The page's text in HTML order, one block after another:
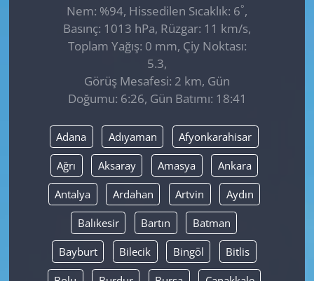
Nem: %94, Hissedilen Sıcaklık: 6°,
Basınç: 1013 hPa, Rüzgar: 11 km/s,
Toplam Yağış: 0 mm, Çiy Noktası:
5.3,
Görüş Mesafesi: 2 km, Gün
Doğumu: 6:26, Gün Batımı: 18:41
Adana Adıyaman Afyonkarahisar
Ağrı Aksaray Amasya Ankara
Antalya Ardahan Artvin Aydın
Balıkesir Bartın Batman
Bayburt Bilecik Bingöl Bitlis
SAĞLIK
SİYASET